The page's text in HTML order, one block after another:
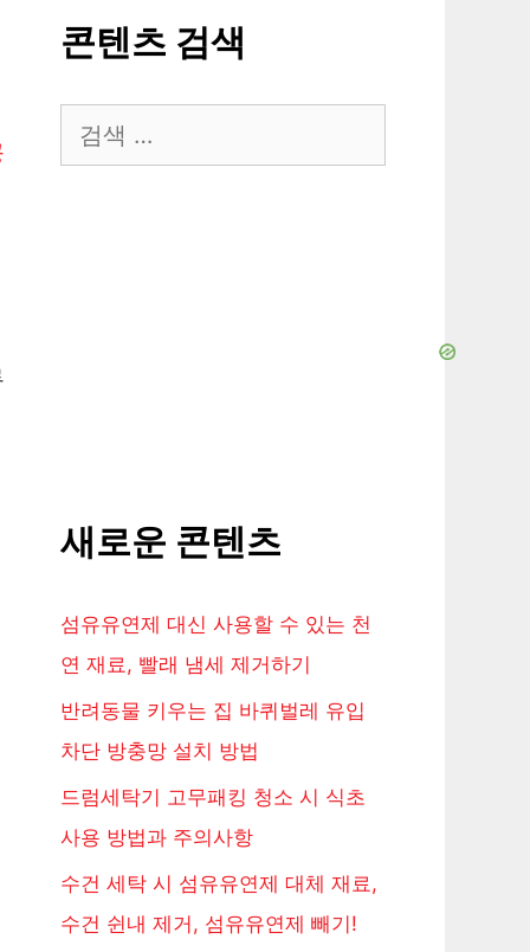
콘텐츠 검색
색:
새로운 콘텐츠
섬유유연제 대신 사용할 수 있는 천
연 재료, 빨래 냄세 제거하기
반려동물 키우는 집 바퀴벌레 유입
차단 방충망 설치 방법
드럼세탁기 고무패킹 청소 시 식초
사용 방법과 주의사항
수건 세탁 시 섬유유연제 대체 재료,
수건 쉰내 제거, 섬유유연제 빼기!